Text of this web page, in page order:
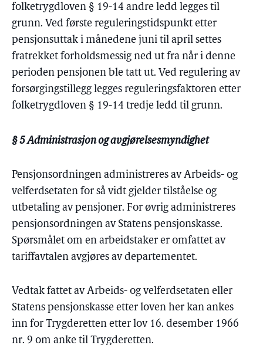
folketrygdloven § 19-14 andre ledd legges til
grunn. Ved første reguleringstidspunkt etter
pensjonsuttak i månedene juni til april settes
fratrekket forholdsmessig ned ut fra når i denne
perioden pensjonen ble tatt ut. Ved regulering av
forsørgingstillegg legges reguleringsfaktoren etter
folketrygdloven § 19-14 tredje ledd til grunn.
§ 5 Administrasjon og avgjørelsesmyndighet
Pensjonsordningen administreres av Arbeids- og
velferdsetaten for så vidt gjelder tilståelse og
utbetaling av pensjoner. For øvrig administreres
pensjonsordningen av Statens pensjonskasse.
Spørsmålet om en arbeidstaker er omfattet av
tariffavtalen avgjøres av departementet.
Vedtak fattet av Arbeids- og velferdsetaten eller
Statens pensjonskasse etter loven her kan ankes
inn for Trygderetten etter lov 16. desember 1966
nr. 9 om anke til Trygderetten.